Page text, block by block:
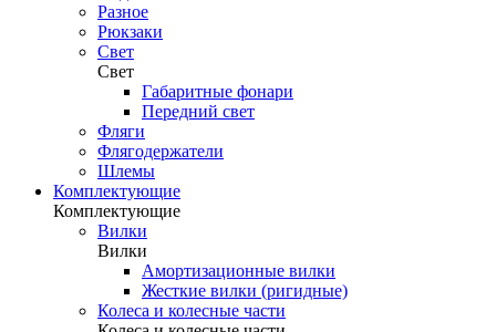
Разное
Рюкзаки
Свет
Свет
Габаритные фонари
Передний свет
Фляги
Флягодержатели
Шлемы
Комплектующие
Комплектующие
Вилки
Вилки
Амортизационные вилки
Жесткие вилки (ригидные)
Колеса и колесные части